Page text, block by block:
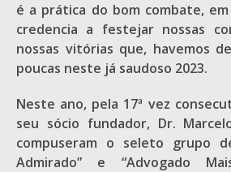
é a prática do bom combate,
credencia a festejar nossas
nossas vitórias que, havemos
poucas neste já saudoso 2023.
Neste ano, pela 17ª vez
seu sócio fundador, Dr.
compuseram o seleto grupo
Admirado” e “Advogado